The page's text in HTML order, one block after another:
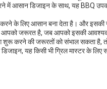
में आसान डिजाइन के साथ, यह BBQ
के लिए आसान बना देता है। और इसकी
आपको जरूरत है, जब आपको इसकी
करने की जरूरतों को संभाल सकता है,
यह किसी भी ग्रिल मास्टर के लिए